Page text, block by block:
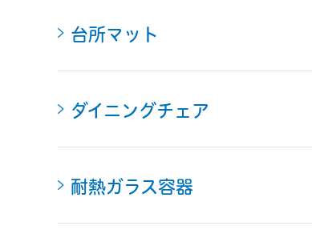
台所マット
ダイニングチェア
耐熱ガラス容器